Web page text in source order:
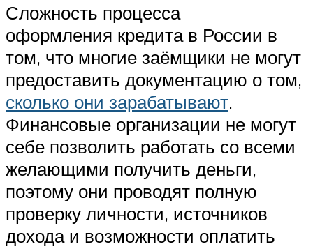
Сложность процесса
оформления кредита в России в
том, что многие заёмщики не могут
предоставить документацию о том,
сколько они зарабатывают.
Финансовые организации не могут
себе позволить работать со всеми
желающими получить деньги,
поэтому они проводят полную
проверку личности, источников
дохода и возможности оплатить